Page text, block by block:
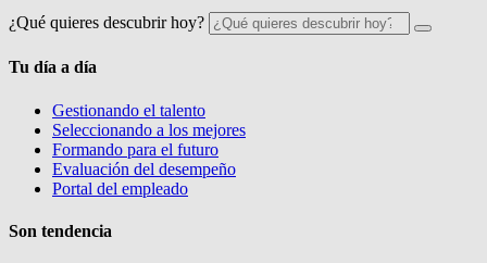
¿Qué quieres descubrir hoy?
Tu día a día
Gestionando el talento
Seleccionando a los mejores
Formando para el futuro
Evaluación del desempeño
Portal del empleado
Son tendencia